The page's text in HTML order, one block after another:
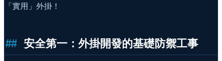
「實用」外掛！
安全第一：外掛開發的基礎防禦工事